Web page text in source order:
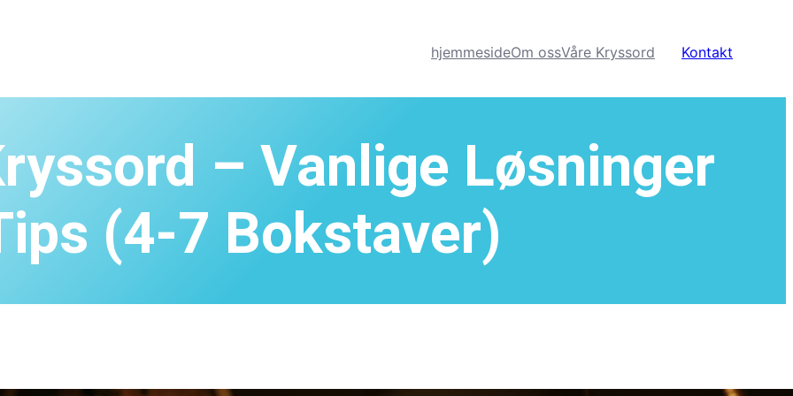
hjemmesideOm ossVåre Kryssord Kontakt
– Vanlige Løsninger
(4-7 Bokstaver)